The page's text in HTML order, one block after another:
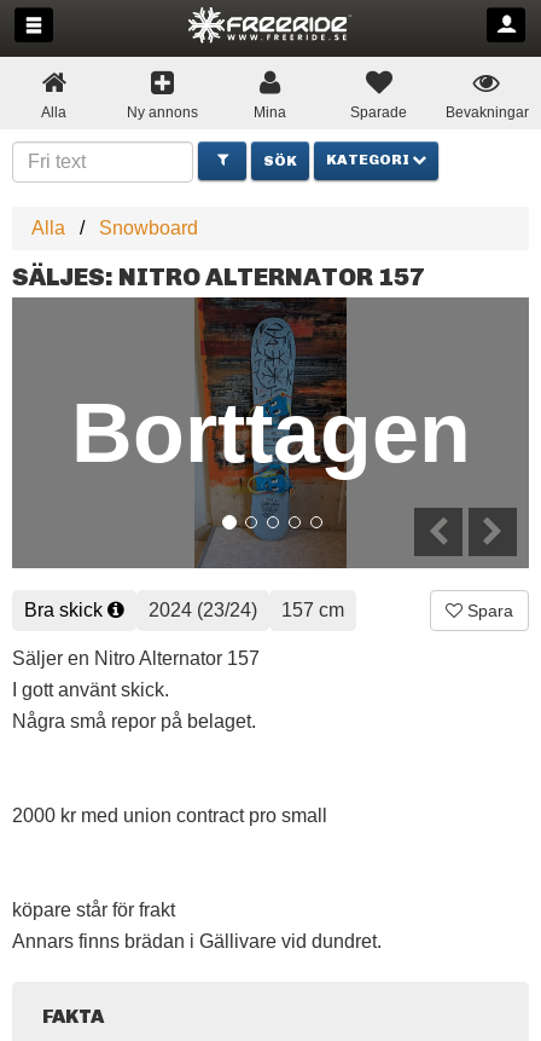
Alla Ny annons Mina Sparade Bevakningar
KATEGORI
Alla Snowboard
SÄLJES: NITRO ALTERNATOR 157
Borttagen
Spara
Bra skick 2024 (23/24) 157 cm
Säljer en Nitro Alternator 157
I gott använt skick.
Några små repor på belaget.
2000 kr med union contract pro small
köpare står för frakt
Annars finns brädan i Gällivare vid dundret.
FAKTA